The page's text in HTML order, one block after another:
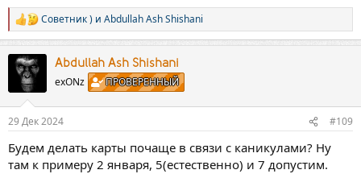
Р
е
к
ц
Советник ) и Abdullah Ash Shishani
Abdullah Ash Shishani
exONz ПРОВЕРЕННЫЙ
29 Дек 2024 #109
Будем делать карты почаще в связи с каникулами? Ну
там к примеру 2 января, 5(естественно) и 7 допустим.